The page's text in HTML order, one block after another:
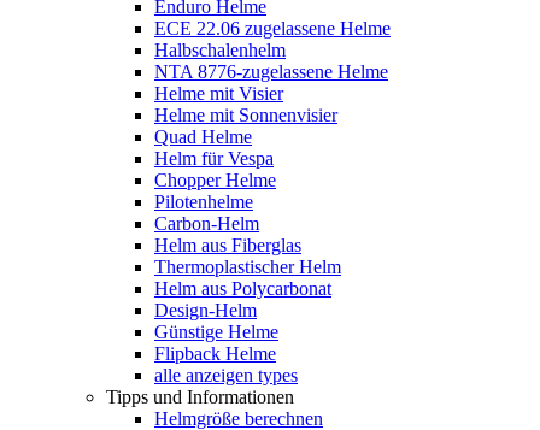
Enduro Helme
ECE 22.06 zugelassene Helme
Halbschalenhelm
NTA 8776-zugelassene Helme
Helme mit Visier
Helme mit Sonnenvisier
Quad Helme
Helm für Vespa
Chopper Helme
Pilotenhelme
Carbon-Helm
Helm aus Fiberglas
Thermoplastischer Helm
Helm aus Polycarbonat
Design-Helm
Günstige Helme
Flipback Helme
alle anzeigen types
Tipps und Informationen
Helmgröße berechnen